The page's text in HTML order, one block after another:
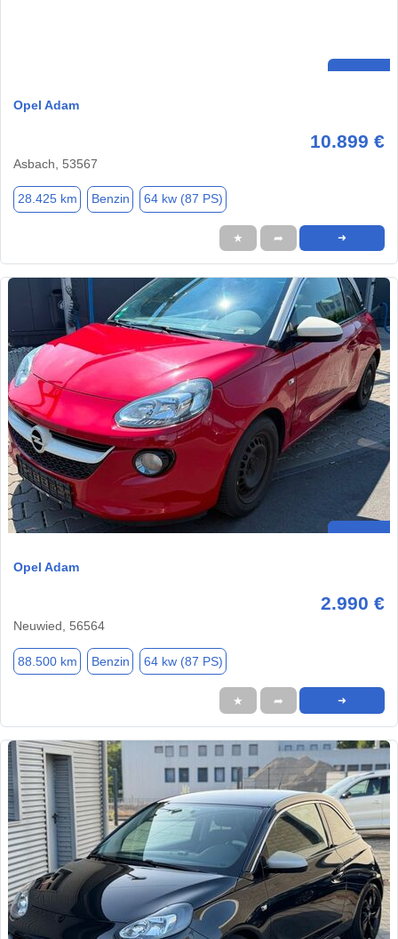
Opel Adam
10.899 €
Asbach, 53567
28.425 km Benzin 64 kw (87 PS)
★ ➦ ➜
Opel Adam
2.990 €
Neuwied, 56564
88.500 km Benzin 64 kw (87 PS)
★ ➦ ➜